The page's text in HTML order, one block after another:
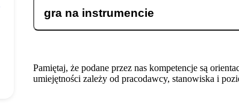
gra na instrumencie
Pamiętaj, że podane przez nas kompetencje są
umiejętności zależy od pracodawcy, stanowiska i